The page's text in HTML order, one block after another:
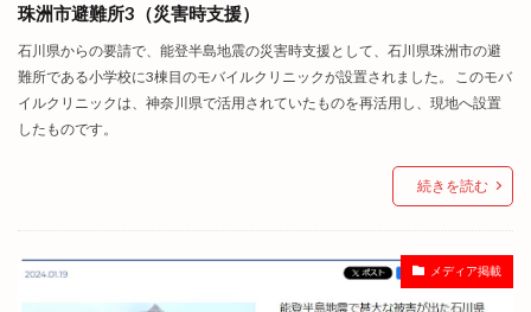
珠洲市避難所3（災害時支援）
石川県からの要請で、能登半島地震の災害時支援として、石川県珠洲市の避
難所である小学校に3棟目のモバイルクリニックが設置されました。 このモバ
イルクリニックは、神奈川県で活用されていたものを再活用し、現地へ設置
したものです。
続きを読む
メディア掲載